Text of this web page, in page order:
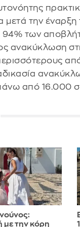
την
94% των
ανακύκλωση
περισσότερους
από 16.000
με την κόρη